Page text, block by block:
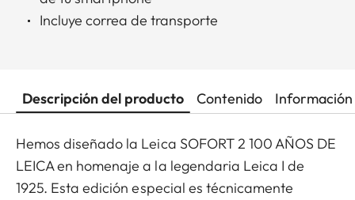
Incluye correa de transporte
Descripción del producto Contenido
Hemos diseñado la Leica SOFORT 2 100 AÑOS DE
LEICA en homenaje a la legendaria Leica I de
1925. Esta edición especial es técnicamente